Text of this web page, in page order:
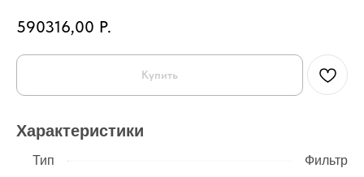
590316,00 Р.
Купить
Характеристики
Тип Фильтр